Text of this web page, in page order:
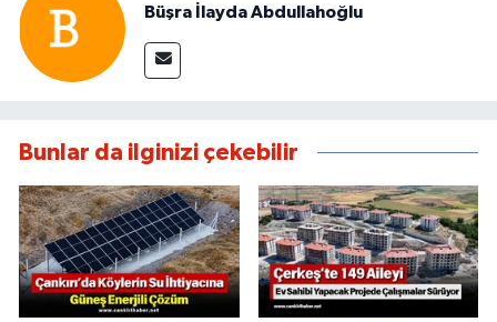
Büşra İlayda Abdullahoğlu
Bunlar da ilginizi çekebilir